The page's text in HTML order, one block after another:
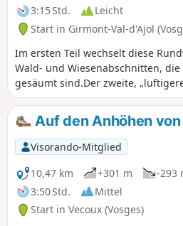
3:15 Std.
Leicht
Start in Girmont-Val-d'Ajol
Im ersten Teil wechselt diese
Wald- und Wiesenabschnitten,
gesäumt sind.Der zweite,
herrliche Ausblicke auf die
Rückkehr zur Herberge lädt zu
Moment der Entspannung mit
Auf den Anhöhen
Visorando-Mitglied
10,47 km
+301 m
-293
3:50 Std.
Mittel
Start in Vecoux (Vosges)